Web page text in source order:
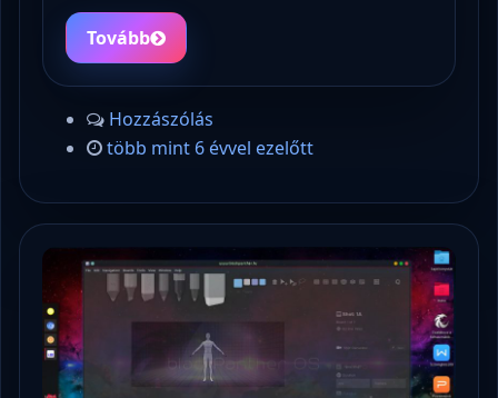
Tovább
Hozzászólás
több mint 6 évvel ezelőtt